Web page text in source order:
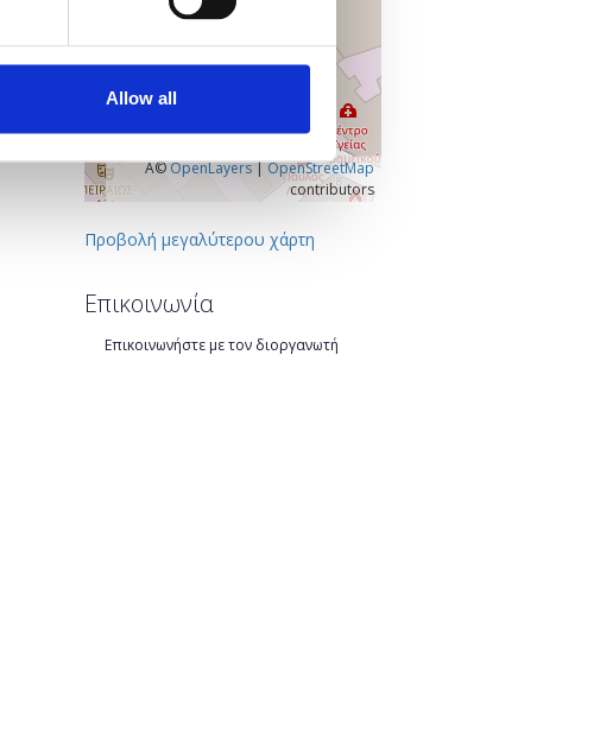
Allow all
Â©OpenLayers|OpenStreetMap
contributors
Προβολή μεγαλύτερου χάρτη
Επικοινωνία
Επικοινωνήστε με τον διοργανωτή